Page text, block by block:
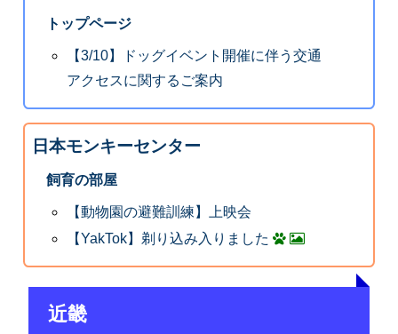
トップページ
【3/10】ドッグイベント開催に伴う交通
アクセスに関するご案内
日本モンキーセンター
飼育の部屋
【動物園の避難訓練】上映会
【YakTok】剃り込み入りました
近畿